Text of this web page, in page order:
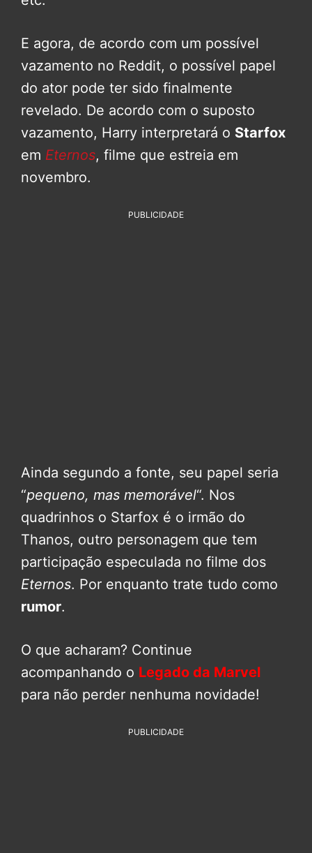
E agora, de acordo com um possível
vazamento no Reddit, o possível papel
do ator pode ter sido finalmente
revelado. De acordo com o suposto
vazamento, Harry interpretará o Starfox
em Eternos, filme que estreia em
novembro.
PUBLICIDADE
Ainda segundo a fonte, seu papel seria
“pequeno, mas memorável“. Nos
quadrinhos o Starfox é o irmão do
Thanos, outro personagem que tem
participação especulada no filme dos
Eternos. Por enquanto trate tudo como
rumor.
O que acharam? Continue
acompanhando o Legado da Marvel
para não perder nenhuma novidade!
PUBLICIDADE